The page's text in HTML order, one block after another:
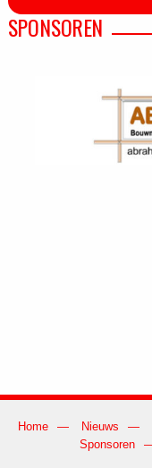
SPONSOREN
Home Nieuws
Sponsoren